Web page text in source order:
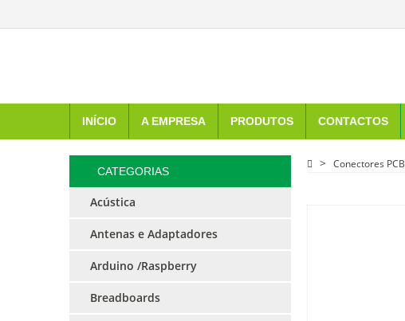
INÍCIO A EMPRESA PRODUTOS CONTACTOS
CATEGORIAS
Acústica
Antenas e Adaptadores
Arduino /Raspberry
Breadboards
Conectores PCB